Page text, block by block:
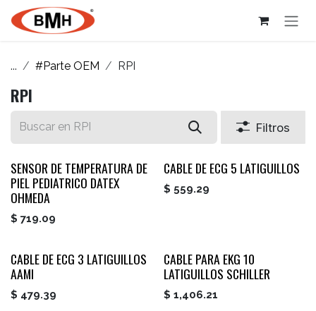
Ir al contenido
... #Parte OEM RPI
RPI
Filtros
SENSOR DE TEMPERATURA DE
PIEL PEDIATRICO DATEX
OHMEDA
$ 719.09
CABLE DE ECG 5 LATIGUILLOS
$ 559.29
CABLE DE ECG 3 LATIGUILLOS
AAMI
$ 479.39
CABLE PARA EKG 10
LATIGUILLOS SCHILLER
$ 1,406.21